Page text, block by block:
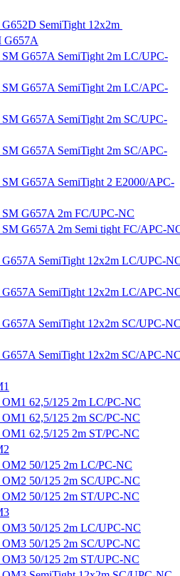
SemiTight 12x2m
G657A
SM G657A SemiTight 2m LC/UPC-
SM G657A SemiTight 2m LC/APC-
G657A SemiTight 2m SC/UPC-
G657A SemiTight 2m SC/APC-
G657A SemiTight 2 E2000/APC-
SM G657A 2m FC/UPC-NC
SM G657A 2m Semi tight FC/APC-
G657A SemiTight 12x2m LC/UPC-
G657A SemiTight 12x2m LC/APC-
SemiTight 12x2m SC/UPC-
G657A SemiTight 12x2m SC/APC-
OM1 62,5/125 2m LC/PC-NC
62,5/125 2m SC/PC-NC
62,5/125 2m ST/PC-NC
OM2 50/125 2m LC/PC-NC
50/125 2m SC/UPC-NC
OM2 50/125 2m ST/UPC-NC
OM3 50/125 2m LC/UPC-NC
50/125 2m SC/UPC-NC
OM3 50/125 2m ST/UPC-NC